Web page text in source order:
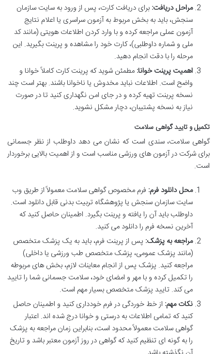
مراحل دریافت: برای دریافت کارت، پس از ورود به سایت سازمان
سنجش، باید به بخش مربوط به آزمون سراسری یا اعلام نتایج
آزمون عملی مراجعه کرده و با وارد کردن اطلاعات هویتی (مانند کد
ملی و شماره داوطلبی)، کارت خود را مشاهده و پرینت بگیرید. این
مرحله را با دقت انجام دهید.
اهمیت پرینت خوانا: مطمئن شوید که پرینت کارت کاملاً خوانا و
واضح است. اطلاعات نباید مخدوش یا ناخوانا باشند. بهتر است چند
نسخه پرینت تهیه کرده و در جای امن نگهداری کنید تا در صورت
نیاز به نسخه پشتیبان، دچار مشکل نشوید.
تکمیل و تایید گواهی سلامت
گواهی سلامت، سندی است که نشان می دهد داوطلب از نظر جسمانی
برای شرکت در آزمون های ورزشی مناسب است و از اهمیت بالایی برخوردار
است.
محل دانلود فرم: فرم مخصوص گواهی سلامت معمولاً از طریق وب
سایت سازمان سنجش یا پژوهشگاه تربیت بدنی قابل دانلود است.
داوطلب باید آن را یافته و پرینت بگیرد. اطمینان حاصل کنید که
آخرین نسخه فرم را دانلود می کنید.
مراجعه به پزشک: پس از پرینت فرم، باید به یک پزشک متخصص
(مانند پزشک عمومی، پزشک متخصص طب ورزشی یا داخلی)
مراجعه کنید. پزشک پس از انجام معاینات لازم، بخش های مربوطه
را تکمیل کرده و با مهر و امضای خود، سلامت جسمانی شما را تایید
می کند. تایید پزشک متخصص بسیار مهم است.
نکات مهم: از خط خوردگی در فرم خودداری کنید و اطمینان حاصل
کنید که تمامی اطلاعات به درستی و خوانا درج شده اند. اعتبار
گواهی سلامت معمولاً محدود است، بنابراین زمان مراجعه به پزشک
را به گونه ای تنظیم کنید که گواهی در روز آزمون معتبر باشد و تاریخ